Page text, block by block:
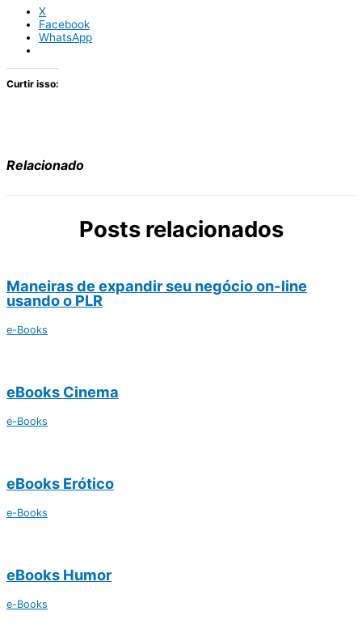
X
Facebook
WhatsApp
Curtir isso:
Relacionado
Posts relacionados
Maneiras de expandir seu negócio on-line
usando o PLR
e-Books
eBooks Cinema
e-Books
eBooks Erótico
e-Books
eBooks Humor
e-Books